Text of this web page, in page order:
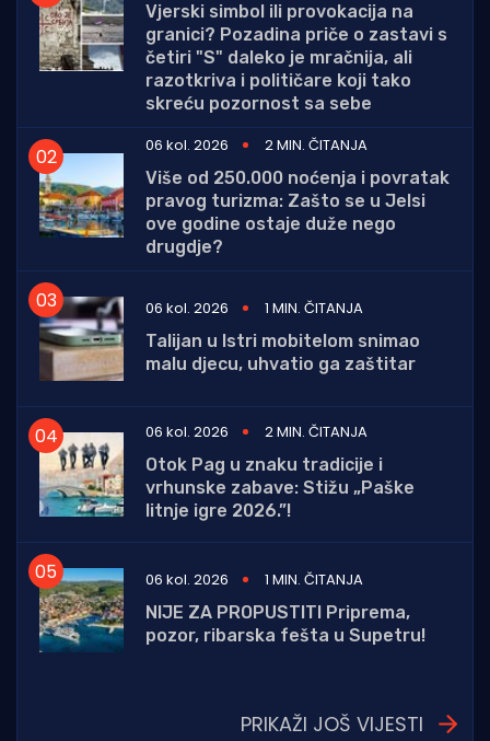
Vjerski simbol ili provokacija na
granici? Pozadina priče o zastavi s
četiri "S" daleko je mračnija, ali
razotkriva i političare koji tako
skreću pozornost sa sebe
06 kol. 2026
2 MIN. ČITANJA
Više od 250.000 noćenja i povratak
pravog turizma: Zašto se u Jelsi
ove godine ostaje duže nego
drugdje?
06 kol. 2026
1 MIN. ČITANJA
Talijan u Istri mobitelom snimao
malu djecu, uhvatio ga zaštitar
06 kol. 2026
2 MIN. ČITANJA
Otok Pag u znaku tradicije i
vrhunske zabave: Stižu „Paške
litnje igre 2026.”!
06 kol. 2026
1 MIN. ČITANJA
NIJE ZA PROPUSTITI Priprema,
pozor, ribarska fešta u Supetru!
PRIKAŽI JOŠ VIJESTI